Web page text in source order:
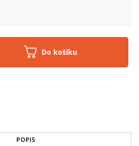
Do košíku
POPIS